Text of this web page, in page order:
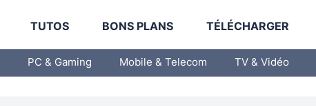
TUTOS BONS PLANS TÉLÉCHARGER
PC & Gaming Mobile & Telecom TV & Vidéo